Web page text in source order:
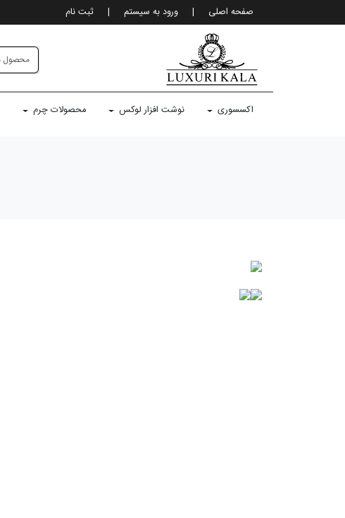
صفحه اصلی | ورود به سيستم | ثبت نام
اکسسوری نوشت افزار لوکس محصولات چرم